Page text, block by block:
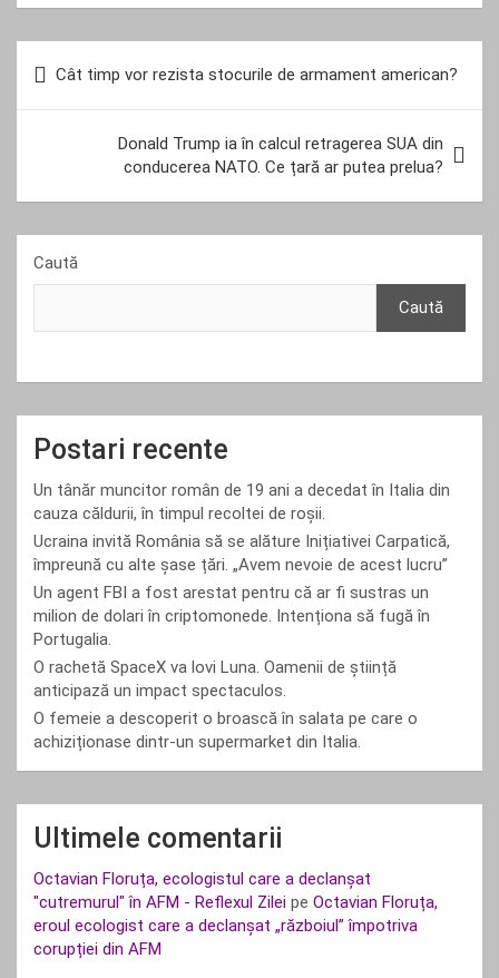
în
Cât timp vor rezista stocurile de armament american?
Donald Trump ia în calcul retragerea SUA din
conducerea NATO. Ce țară ar putea prelua?
Caută
Caută
Postari recente
Un tânăr muncitor român de 19 ani a decedat în Italia din
cauza căldurii, în timpul recoltei de roșii.
Ucraina invită România să se alăture Inițiativei Carpatică,
împreună cu alte șase țări. „Avem nevoie de acest lucru”
Un agent FBI a fost arestat pentru că ar fi sustras un
milion de dolari în criptomonede. Intenționa să fugă în
Portugalia.
O rachetă SpaceX va lovi Luna. Oamenii de știință
anticipază un impact spectaculos.
O femeie a descoperit o broască în salata pe care o
achiziționase dintr-un supermarket din Italia.
Ultimele comentarii
Octavian Floruța, ecologistul care a declanșat
"cutremurul" în AFM - Reflexul Zilei pe Octavian Floruța,
eroul ecologist care a declanșat „războiul” împotriva
corupției din AFM